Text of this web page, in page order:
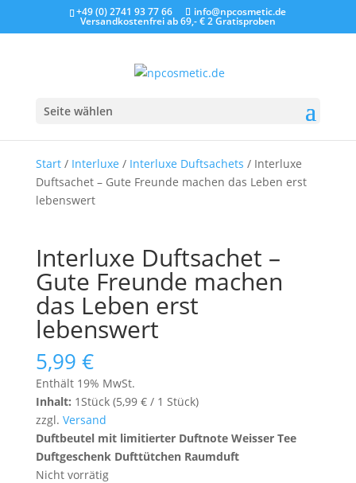
+49 (0) 2741 93 77 66 info@npcosmetic.de
Versandkostenfrei ab 69,- €2 Gratisproben
Seite wählen
Start/ Interluxe / Interluxe Duftsachets / Interluxe
Duftsachet – Gute Freunde machen das Leben erst
lebenswert
Interluxe Duftsachet –
Gute Freunde machen
das Leben erst
lebenswert
5,99 €
Enthält 19% MwSt.
Inhalt: 1Stück (5,99 €/ 1 Stück)
zzgl. Versand
Duftbeutel mit limitierter Duftnote Weisser Tee
Duftgeschenk Dufttütchen Raumduft
Nicht vorrätig